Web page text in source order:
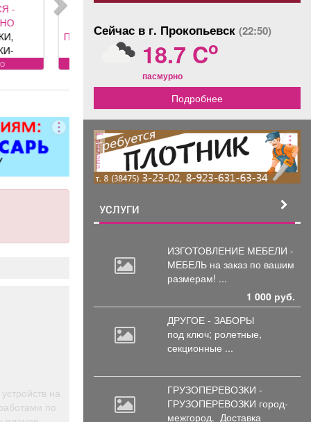
-
88, 8
хороший
торг
на
по
Сейчас в г. Прокопьевск (22:50)
18.7 Co
пасмурно
Подробнее
реклама
УСЛУГИ
ИЗГОТОВЛЕНИЕ МЕБЕЛИ -
МЕБЕЛЬ на заказ по вашим
размерам! ...
1 000 руб.
ДРУГОЕ - ЗАБОРЫ
под ключ; ролетные,
секционные ...
ГРУЗОПЕРЕВОЗКИ -
ГРУЗОПЕРЕВОЗКИ город-
межгород. Доставка